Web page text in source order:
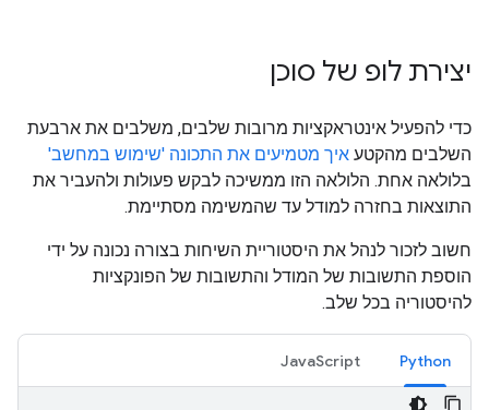
יצירת לופ של סוכן
כדי להפעיל אינטראקציות מרובות שלבים, משלבים את ארבעת
השלבים מהקטע איך מטמיעים את התכונה 'שימוש במחשב'
בלולאה אחת. הלולאה הזו ממשיכה לבקש פעולות ולהעביר את
התוצאות בחזרה למודל עד שהמשימה מסתיימת.
חשוב לזכור לנהל את היסטוריית השיחות בצורה נכונה על ידי
הוספת התשובות של המודל והתשובות של הפונקציות
להיסטוריה בכל שלב.
Python
JavaScript